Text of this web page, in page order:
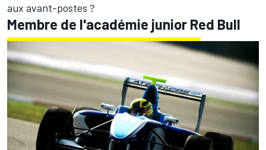
aux avant-postes ?
Membre de l'académie junior Red Bull